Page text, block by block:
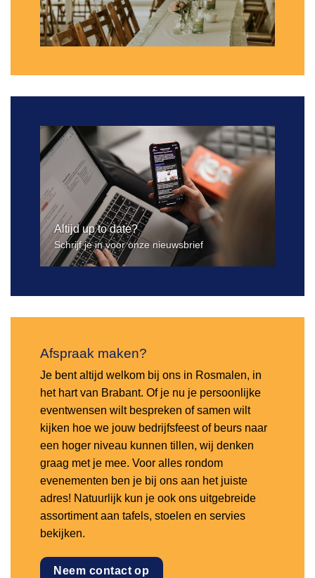
Altijd up to date?
Schrijf je in voor onze nieuwsbrief
Afspraak maken?
Je bent altijd welkom bij ons in Rosmalen, in
het hart van Brabant. Of je nu je persoonlijke
eventwensen wilt bespreken of samen wilt
kijken hoe we jouw bedrijfsfeest of beurs naar
een hoger niveau kunnen tillen, wij denken
graag met je mee. Voor alles rondom
evenementen ben je bij ons aan het juiste
adres! Natuurlijk kun je ook ons uitgebreide
assortiment aan tafels, stoelen en servies
bekijken.
Neem contact op